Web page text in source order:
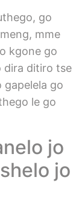
go
mme
kgone go
dira ditiro tse
gapelela go
le go
jo
jo